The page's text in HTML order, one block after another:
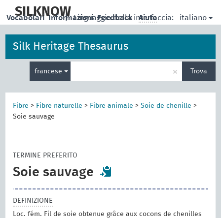
main
SILKNOW
| Linguaggio della interfaccia: italiano
Vocabolari Informazioni Feedback Aiuto
Silk Heritage Thesaurus
francese
per
la
× Trova
Fibre > Fibre naturelle > Fibre animale >Soie de chenille >
Soie sauvage
TERMINE PREFERITO
Soie sauvage
DEFINIZIONE
Loc. fém. Fil de soie obtenue grâce aux cocons de chenilles